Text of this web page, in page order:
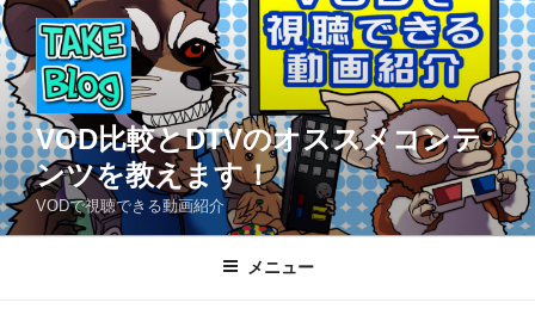
コ
ン
テ
ン
ツ
へ
ス
キ
ッ
VOD比較とDTVのオススメコンテ
ンツを教えます！
VODで視聴できる動画紹介
メニュー